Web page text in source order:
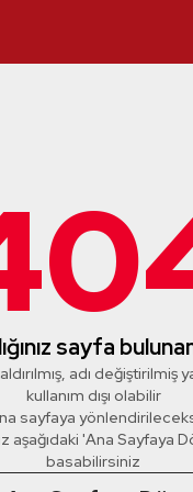
sayfa
adı
kullanım dışı olabilir
sayfaya
aşağıdaki 'Ana Sayfaya
basabilirsiniz